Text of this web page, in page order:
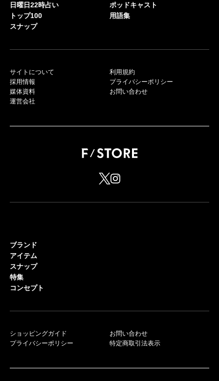
日曜日22時占い
トップ100
スナップ
ポッドキャスト
用語集
サイトについて
採用情報
媒体資料
運営会社
利用規約
プライバシーポリシー
お問い合わせ
ブランド
アイテム
スナップ
特集
コンセプト
ショッピングガイド
プライバシーポリシー
お問い合わせ
特定商取引法表示